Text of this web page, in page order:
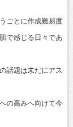
ごとに作成難易度
で感じる日々であ
話題は未だにアス
の高みへ向けて今